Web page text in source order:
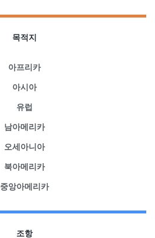
목적지
아프리카
아시아
유럽
남아메리카
오세아니아
북아메리카
중앙아메리카
조항